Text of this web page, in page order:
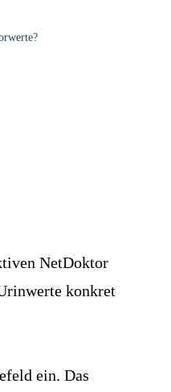
NetDoktor
konkret
ein. Das